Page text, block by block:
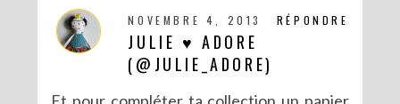
RÉPONDRE
NOVEMBRE 4, 2013
JULIE ♥ ADORE
(@JULIE_ADORE)